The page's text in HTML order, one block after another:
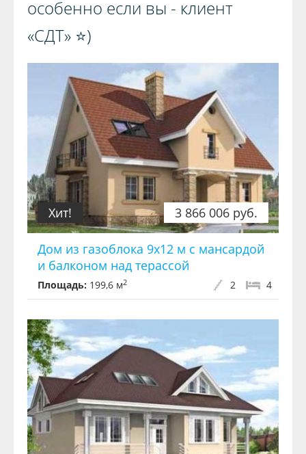
особенно если вы - клиент
«СДТ» ⭐️)️
3 866 006 руб.
Хит!
Дом из газоблока 9х12 м с мансардой
и балконом над терассой
Площадь: 199,6 м2 4
2